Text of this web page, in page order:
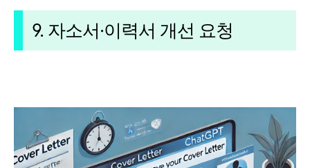
9. 자소서·이력서 개선 요청